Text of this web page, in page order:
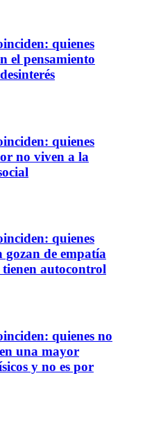
quienes
el pensamiento
quienes
no viven a la
quienes
gozan de empatía
autocontrol
quienes no
una mayor
y no es por